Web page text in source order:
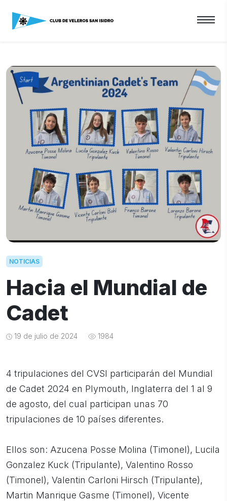
NOTICIAS
Hacia el Mundial de
Cadet
19 de julio de 2024 1984
4 tripulaciones del CVSI participarán del Mundial
de Cadet 2024 en Plymouth, Inglaterra del 1 al 9
de agosto, del cual participan unas 70
tripulaciones de 10 países diferentes.
Ellos son: Azucena Posse Molina (Timonel), Lucila
Gonzalez Kuck (Tripulante), Valentino Rosso
(Timonel), Valentin Carloni Hirsch (Tripulante),
Martin Manrique Gasme (Timonel), Vicente